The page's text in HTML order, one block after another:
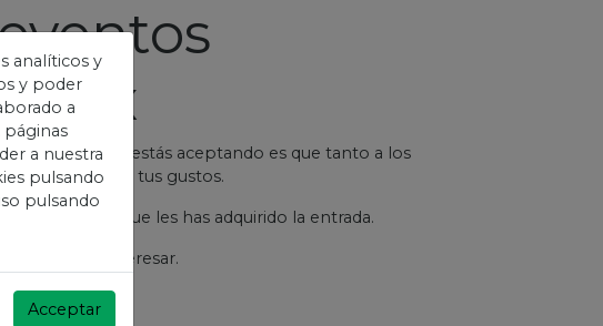
Vivetix lo que estás aceptando es que tanto a los
con tus gustos.
a los que les has adquirido la entrada.
te puedan interesar.
analíticos y
y poder
a
a nuestra
pulsando
pulsando
Acceptar